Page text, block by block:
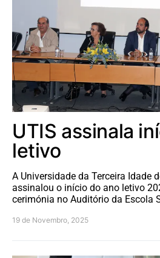
UTIS assinala
letivo
A Universidade da Terceira Idade
assinalou o início do ano letivo
cerimónia no Auditório da Escola
19 de Novembro, 2025